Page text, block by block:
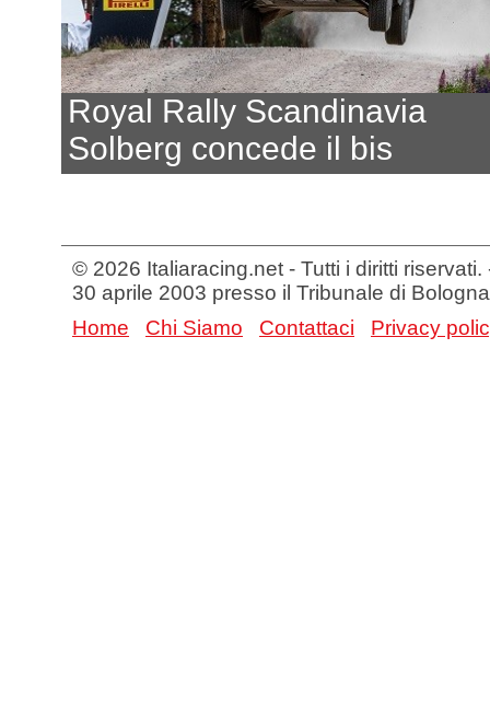
Royal Rally Scandinavia
Solberg concede il bis
© 2026 Italiaracing.net - Tutti i diritti
30 aprile 2003 presso il Tribunale di Bologna
Home
Chi Siamo Contattaci Privacy